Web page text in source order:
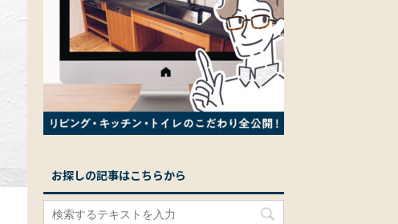
お探しの記事はこちらから